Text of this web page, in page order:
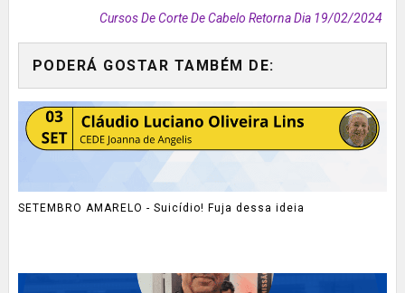
Cursos De Corte De Cabelo Retorna Dia 19/02/2024
PODERÁ GOSTAR TAMBÉM DE:
SETEMBRO AMARELO - Suicídio! Fuja dessa ideia